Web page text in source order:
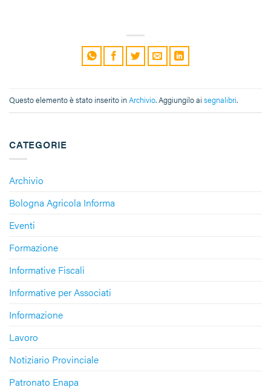
CATEGORIE
Archivio
Bologna Agricola Informa
Eventi
Formazione
Informative Fiscali
Informative per Associati
Informazione
Lavoro
Notiziario Provinciale
Patronato Enapa
Questo elemento è stato inserito inArchivio. Aggiungilo ai segnalibri.